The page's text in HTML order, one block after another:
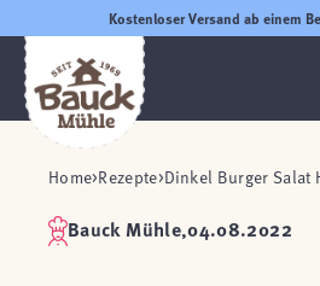
Kostenloser Versand ab einem
Home Rezepte Dinkel Burger Salat
Bauck Mühle,04.08.2022